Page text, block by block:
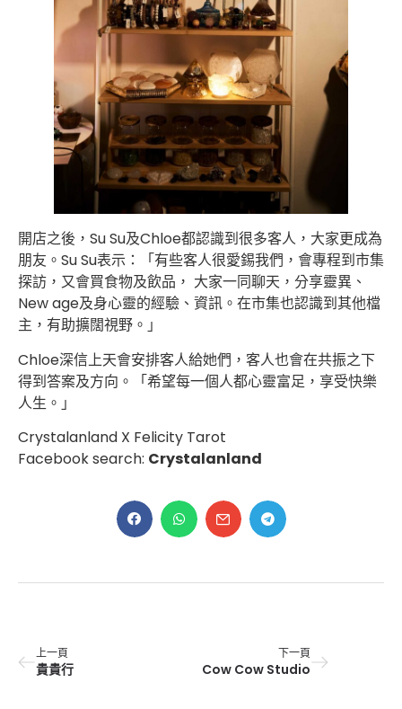
開店之後，Su Su及Chloe都認識到很多客人，大家更成為
朋友。Su Su表示：「有些客人很愛錫我們，會專程到市集
探訪，又會買食物及飲品， 大家一同聊天，分享靈異、
New age及身心靈的經驗、資訊。在市集也認識到其他檔
主，有助擴闊視野。」
Chloe深信上天會安排客人給她們，客人也會在共振之下
得到答案及方向。「希望每一個人都心靈富足，享受快樂
人生。」
Crystalanland X Felicity Tarot
Facebook search: Crystalanland
上一頁
貴貴行
下一頁
Cow Cow Studio